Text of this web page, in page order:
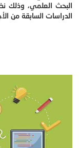
البحث العلمي، وذلك
الدراسات السابقة من